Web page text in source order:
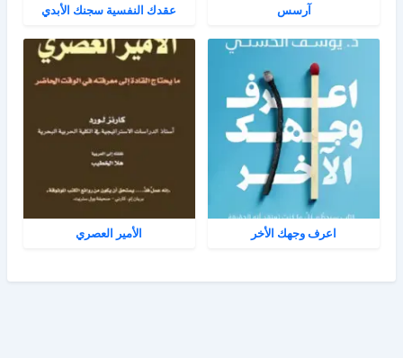
آرسس عقدك النفسية سجنك الأبدي
اعرف وجهك الأخر الأمير العصري